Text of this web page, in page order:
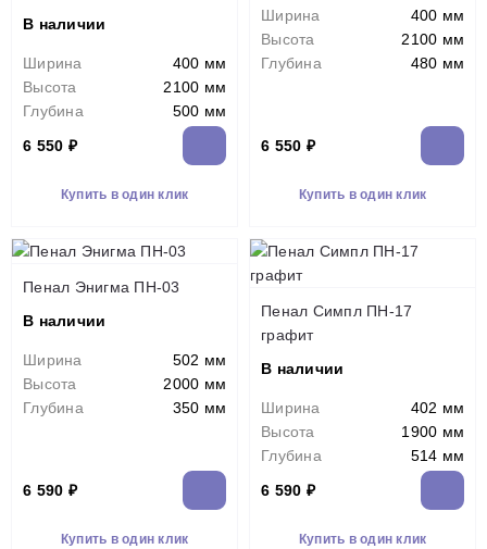
В наличии
Ширина
400 мм
Высота
2100 мм
Глубина
500 мм
6 550 ₽
Купить в один клик
Ширина
400 мм
Высота
2100 мм
Глубина
480 мм
6 550 ₽
Купить в один клик
Пенал Энигма ПН-03
В наличии
Ширина
502 мм
Высота
2000 мм
Глубина
350 мм
6 590 ₽
Купить в один клик
Пенал Симпл ПН-17
графит
В наличии
Ширина
402 мм
Высота
1900 мм
Глубина
514 мм
6 590 ₽
Купить в один клик